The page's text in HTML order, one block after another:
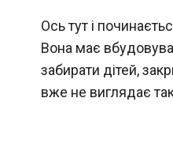
Ось тут і
Вона має
забирати дітей,
вже не виглядає